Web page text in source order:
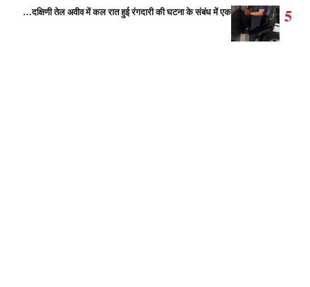
5
दक्षिणी तेल अवीव में कल रात हुई रंगदारी की घटना के संबंध में एक…